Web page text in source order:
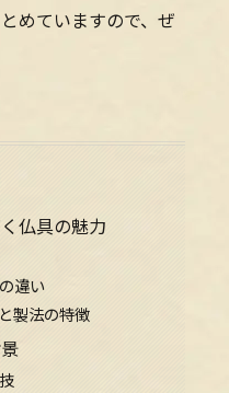
めていますので、ぜ
仏具の魅力
違い
製法の特徴